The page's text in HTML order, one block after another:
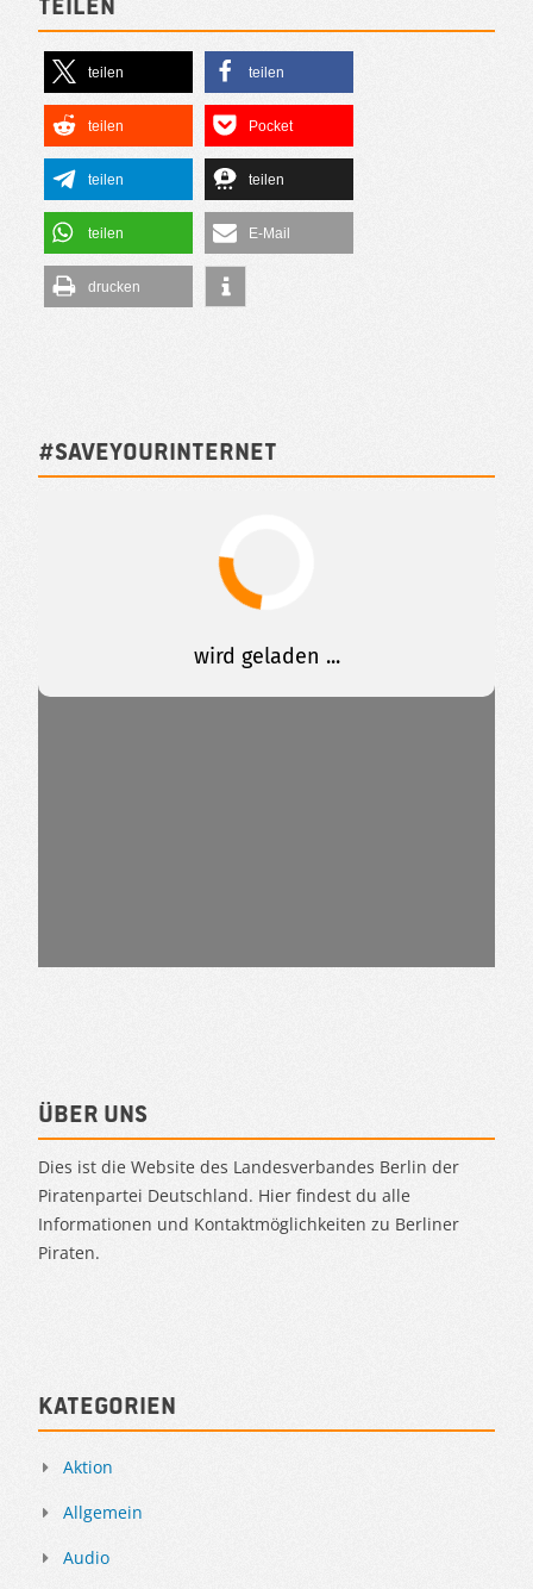
teilen teilen
teilen Pocket
teilen teilen
teilen E-Mail
drucken
#SAVEYOURINTERNET
Über uns
Dies ist die Website des Landesverbandes Berlin der
Piratenpartei Deutschland. Hier findest du alle
Informationen und Kontaktmöglichkeiten zu Berliner
Piraten.
Kategorien
Aktion
Allgemein
Audio